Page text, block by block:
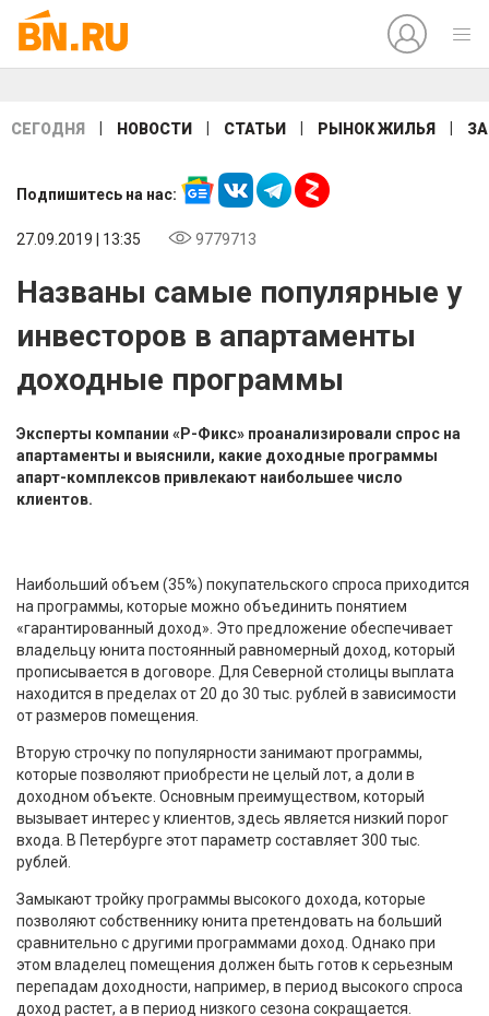
СЕГОДНЯ НОВОСТИ СТАТЬИ РЫНОК ЖИЛЬЯ
Подпишитесь на нас:
27.09.2019 | 13:35 9779713
Названы самые популярные у
инвесторов в апартаменты
доходные программы
Эксперты компании «Р-Фикс» проанализировали спрос на
апартаменты и выяснили, какие доходные программы
апарт-комплексов привлекают наибольшее число
клиентов.
Наибольший объем (35%) покупательского спроса приходится
на программы, которые можно объединить понятием
«гарантированный доход». Это предложение обеспечивает
владельцу юнита постоянный равномерный доход, который
прописывается в договоре. Для Северной столицы выплата
находится в пределах от 20 до 30 тыс. рублей в зависимости
от размеров помещения.
Вторую строчку по популярности занимают программы,
которые позволяют приобрести не целый лот, а доли в
доходном объекте. Основным преимуществом, который
вызывает интерес у клиентов, здесь является низкий порог
входа. В Петербурге этот параметр составляет 300 тыс.
рублей.
Замыкают тройку программы высокого дохода, которые
позволяют собственнику юнита претендовать на больший
сравнительно с другими программами доход. Однако при
этом владелец помещения должен быть готов к серьезным
перепадам доходности, например, в период высокого спроса
доход растет, а в период низкого сезона сокращается.